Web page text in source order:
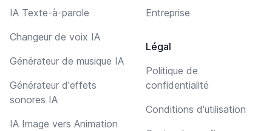
IA Texte-à-parole
Changeur de voix IA
Générateur de musique IA
Générateur d'effets
sonores IA
IA Image vers Animation
Entreprise
Légal
Politique de
confidentialité
Conditions d'utilisation